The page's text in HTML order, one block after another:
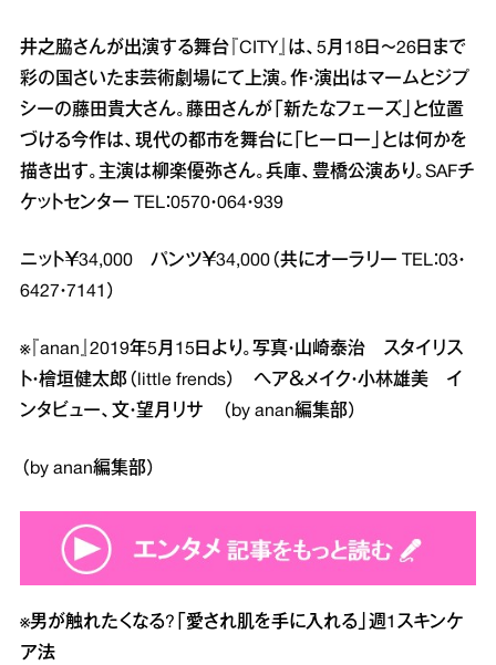
井之脇さんが出演する舞台『CITY』は、5月18日～26日まで
彩の国さいたま芸術劇場にて上演。作・演出はマームとジプ
シーの藤田貴大さん。藤田さんが「新たなフェーズ」と位置
づける今作は、現代の都市を舞台に「ヒーロー」とは何かを
描き出す。主演は柳楽優弥さん。兵庫、豊橋公演あり。SAFチ
ケットセンター TEL：0570・064・939
ニット￥34,000 パンツ￥34,000（共にオーラリー TEL：03・
6427・7141）
※『anan』2019年5月15日より。写真・山崎泰治 スタイリス
ト・檜垣健太郎（little frends） ヘア＆メイク・小林雄美 イ
ンタビュー、文・望月リサ （by anan編集部）
（by anan編集部）
※男が触れたくなる?「愛され肌を手に入れる」週1スキンケ
ア法